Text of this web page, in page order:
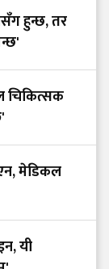
हुन्छ, तर
चिकित्सक
मेडिकल
यी